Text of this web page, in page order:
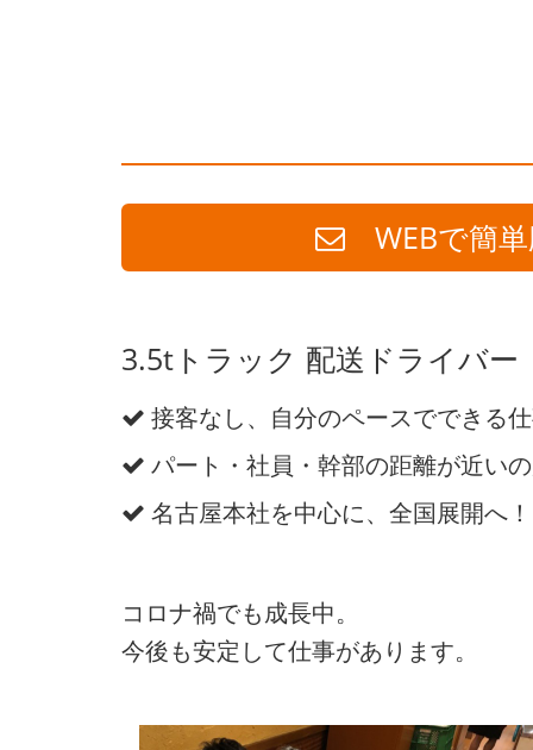
WEBで簡
3.5tトラック 配送ドライバー
接客なし、自分のペースでできる
パート・社員・幹部の距離が近い
名古屋本社を中心に、全国展開へ！
コロナ禍でも成長中。
今後も安定して仕事があります。